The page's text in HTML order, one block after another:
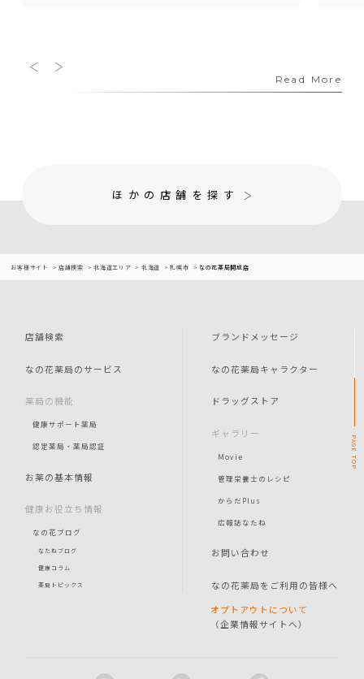
Read More
ほかの店舗を探す
お客様サイト 店舗検索 北海道エリア 北海道 札幌市 なの花薬局開成店
店舗検索
なの花薬局のサービス
薬局の機能
健康サポート薬局
認定薬局・薬局認証
お薬の基本情報
健康お役立ち情報
なの花ブログ
なたねブログ
健康コラム
薬局トピックス
ブランドメッセージ
なの花薬局キャラクター
ドラッグストア
ギャラリー
Movie
管理栄養士のレシピ
からだPlus
広報誌なたね
お問い合わせ
なの花薬局をご利用の皆様へ
オプトアウトについて
（企業情報サイトへ）
PAGE
TOP